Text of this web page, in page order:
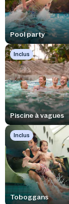
Pool party
Inclus
Piscine à vagues
Inclus
Toboggans